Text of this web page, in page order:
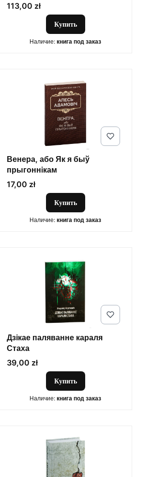
Цена
113,00 zł
Купить
Наличие: книга под заказ
Венера, або Як я быў
прыгоннiкам
Цена
17,00 zł
Купить
Наличие: книга под заказ
Дзікае паляванне караля
Стаха
Цена
39,00 zł
Купить
Наличие: книга под заказ